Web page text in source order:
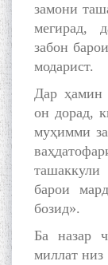
замони
мегирад,
забон
модарист.
Дар ҳамин
он дорад,
муҳимми
барои
бозид».
Ба назар
миллат
با مومن